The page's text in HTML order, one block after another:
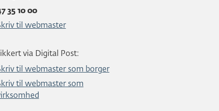
35 10 00
til webmaster
via Digital Post:
til webmaster som borger
til webmaster som